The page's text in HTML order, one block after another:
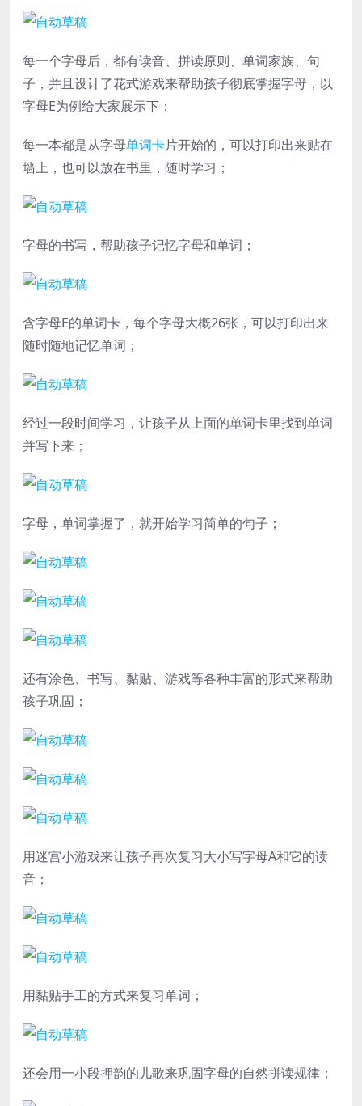
每一个字母后，都有读音、拼读原则、单词家族、句
子，并且设计了花式游戏来帮助孩子彻底掌握字母，以
字母E为例给大家展示下：
每一本都是从字母单词卡片开始的，可以打印出来贴在
墙上，也可以放在书里，随时学习；
字母的书写，帮助孩子记忆字母和单词；
含字母E的单词卡，每个字母大概26张，可以打印出来
随时随地记忆单词；
经过一段时间学习，让孩子从上面的单词卡里找到单词
并写下来；
字母，单词掌握了，就开始学习简单的句子；
还有涂色、书写、黏贴、游戏等各种丰富的形式来帮助
孩子巩固；
用迷宫小游戏来让孩子再次复习大小写字母A和它的读
音；
用黏贴手工的方式来复习单词；
还会用一小段押韵的儿歌来巩固字母的自然拼读规律；